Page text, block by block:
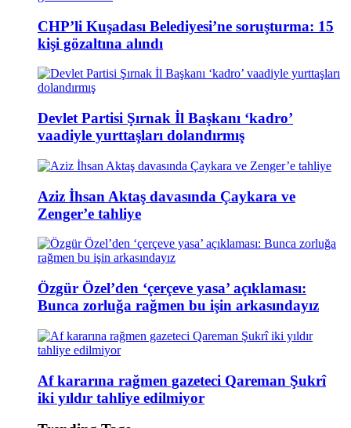
CHP’li Kuşadası Belediyesi’ne soruşturma: 15
kişi gözaltına alındı
Devlet Partisi Şırnak İl Başkanı ‘kadro’
vaadiyle yurttaşları dolandırmış
Aziz İhsan Aktaş davasında Çaykara ve
Zenger’e tahliye
Özgür Özel’den ‘çerçeve yasa’ açıklaması:
Bunca zorluğa rağmen bu işin arkasındayız
Af kararına rağmen gazeteci Qareman Şukrî
iki yıldır tahliye edilmiyor